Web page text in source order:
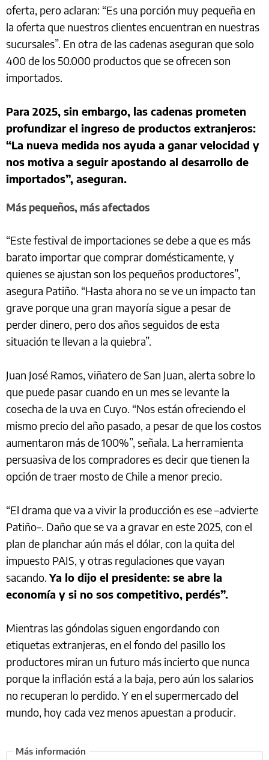
oferta, pero aclaran: “Es una porción muy pequeña en
la oferta que nuestros clientes encuentran en nuestras
sucursales”. En otra de las cadenas aseguran que solo
400 de los 50.000 productos que se ofrecen son
importados.
Para 2025, sin embargo, las cadenas prometen
profundizar el ingreso de productos extranjeros:
“La nueva medida nos ayuda a ganar velocidad y
nos motiva a seguir apostando al desarrollo de
importados”, aseguran.
Más pequeños, más afectados
“Este festival de importaciones se debe a que es más
barato importar que comprar domésticamente, y
quienes se ajustan son los pequeños productores”,
asegura Patiño. “Hasta ahora no se ve un impacto tan
grave porque una gran mayoría sigue a pesar de
perder dinero, pero dos años seguidos de esta
situación te llevan a la quiebra”.
Juan José Ramos, viñatero de San Juan, alerta sobre lo
que puede pasar cuando en un mes se levante la
cosecha de la uva en Cuyo. “Nos están ofreciendo el
mismo precio del año pasado, a pesar de que los costos
aumentaron más de 100%”, señala. La herramienta
persuasiva de los compradores es decir que tienen la
opción de traer mosto de Chile a menor precio.
“El drama que va a vivir la producción es ese –advierte
Patiño–. Daño que se va a gravar en este 2025, con el
plan de planchar aún más el dólar, con la quita del
impuesto PAIS, y otras regulaciones que vayan
sacando.Ya lo dijo el presidente: se abre la
economía y si no sos competitivo, perdés”.
Mientras las góndolas siguen engordando con
etiquetas extranjeras, en el fondo del pasillo los
productores miran un futuro más incierto que nunca
porque la inflación está a la baja, pero aún los salarios
no recuperan lo perdido. Y en el supermercado del
mundo, hoy cada vez menos apuestan a producir.